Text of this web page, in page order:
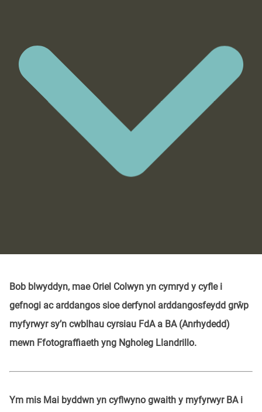
Bob blwyddyn, mae Oriel Colwyn yn cymryd y cyfle i
gefnogi ac arddangos sioe derfynol arddangosfeydd grŵp
myfyrwyr sy’n cwblhau cyrsiau FdA a BA (Anrhydedd)
mewn Ffotograffiaeth yng Ngholeg Llandrillo.
Ym mis Mai byddwn yn cyflwyno gwaith y myfyrwyr BA i